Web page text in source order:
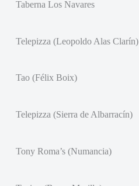
Taberna Los Navares
Telepizza (Leopoldo Alas Clarín)
Tao (Félix Boix)
Telepizza (Sierra de Albarracín)
Tony Roma’s (Numancia)